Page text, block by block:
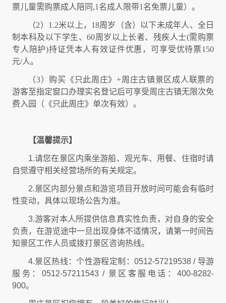
票儿童需购票成人陪同,1名成人限带1名免票儿童）。
（2） 1.2米以上，18周岁（含）以下未成年人、全日
制本科及以下学生、60周岁以上长者、残疾人士(需购票
专人陪护)持证凭本人有效证件优惠，可享受优待票150
元/人。
（3） 购买《只此周庄》+周庄古镇景区成人联票的
游客至指定窗口办理实名登记后可享受周庄古镇无限次免
费入园（《只此周庄》单次有效）。
【温馨提示】
1.请您在景区内乘坐游船、观光车、用餐、住宿时请
自觉遵守相关经营场所的有关规定。
2.景区内部分景点和游览项目开放时间可能会有临时
性变动，具体以现场公告为准。
3.游客对本人所提供信息真实性负责，对自身的安全
负责，在游览途中一旦出现身体不适情况，请第一时间告
知景区工作人员或拨打景区咨询热线。
4.景区热线：个性游程定制： 0512-57219538 / 导游
服务： 0512-57211543 / 景区客服电话： 400-8282-
900。